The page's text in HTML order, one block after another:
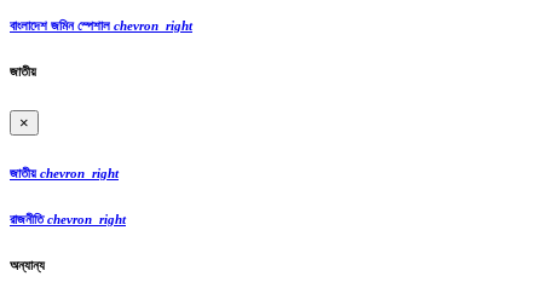
বাংলাদেশ জমিন স্পেশাল chevron_right
জাতীয়
×
জাতীয়chevron_right
রাজনীতিchevron_right
অন্যান্য